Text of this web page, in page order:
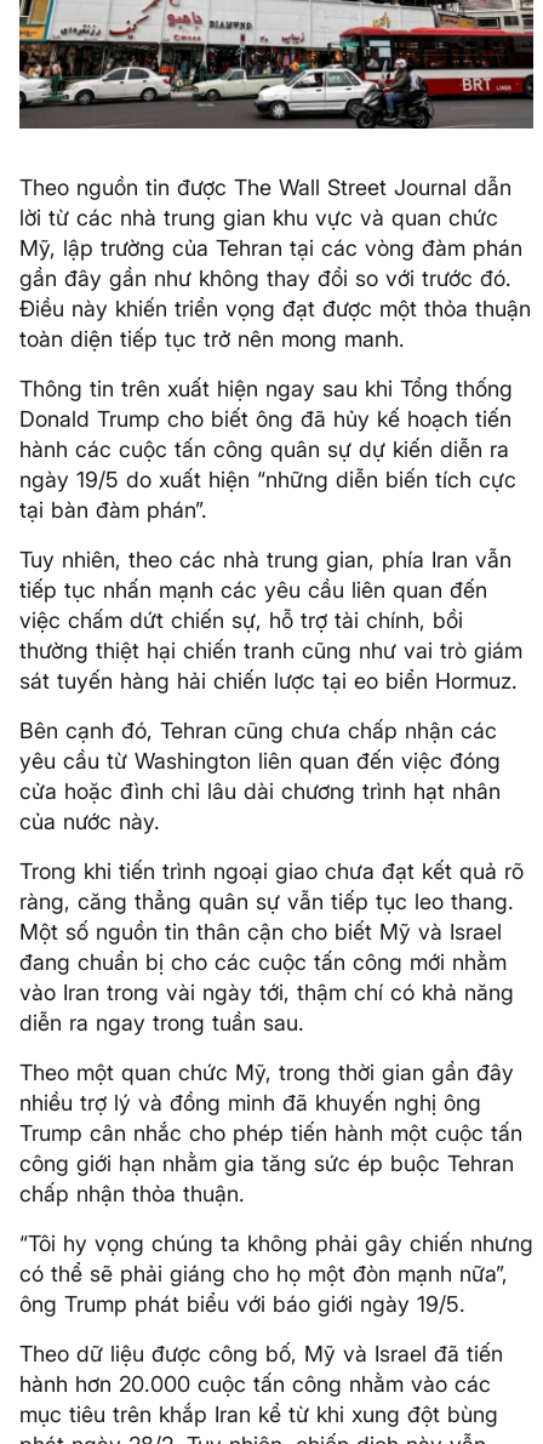
Theo nguồn tin được The Wall Street Journal dẫn
lời từ các nhà trung gian khu vực và quan chức
Mỹ, lập trường của Tehran tại các vòng đàm phán
gần đây gần như không thay đổi so với trước đó.
Điều này khiến triển vọng đạt được một thỏa thuận
toàn diện tiếp tục trở nên mong manh.
Thông tin trên xuất hiện ngay sau khi Tổng thống
Donald Trump cho biết ông đã hủy kế hoạch tiến
hành các cuộc tấn công quân sự dự kiến diễn ra
ngày 19/5 do xuất hiện “những diễn biến tích cực
tại bàn đàm phán”.
Tuy nhiên, theo các nhà trung gian, phía Iran vẫn
tiếp tục nhấn mạnh các yêu cầu liên quan đến
việc chấm dứt chiến sự, hỗ trợ tài chính, bồi
thường thiệt hại chiến tranh cũng như vai trò giám
sát tuyến hàng hải chiến lược tại eo biển Hormuz.
Bên cạnh đó, Tehran cũng chưa chấp nhận các
yêu cầu từ Washington liên quan đến việc đóng
cửa hoặc đình chỉ lâu dài chương trình hạt nhân
của nước này.
Trong khi tiến trình ngoại giao chưa đạt kết quả rõ
ràng, căng thẳng quân sự vẫn tiếp tục leo thang.
Một số nguồn tin thân cận cho biết Mỹ và Israel
đang chuẩn bị cho các cuộc tấn công mới nhằm
vào Iran trong vài ngày tới, thậm chí có khả năng
diễn ra ngay trong tuần sau.
Theo một quan chức Mỹ, trong thời gian gần đây
nhiều trợ lý và đồng minh đã khuyến nghị ông
Trump cân nhắc cho phép tiến hành một cuộc tấn
công giới hạn nhằm gia tăng sức ép buộc Tehran
chấp nhận thỏa thuận.
“Tôi hy vọng chúng ta không phải gây chiến nhưng
có thể sẽ phải giáng cho họ một đòn mạnh nữa”,
ông Trump phát biểu với báo giới ngày 19/5.
Theo dữ liệu được công bố, Mỹ và Israel đã tiến
hành hơn 20.000 cuộc tấn công nhằm vào các
mục tiêu trên khắp Iran kể từ khi xung đột bùng